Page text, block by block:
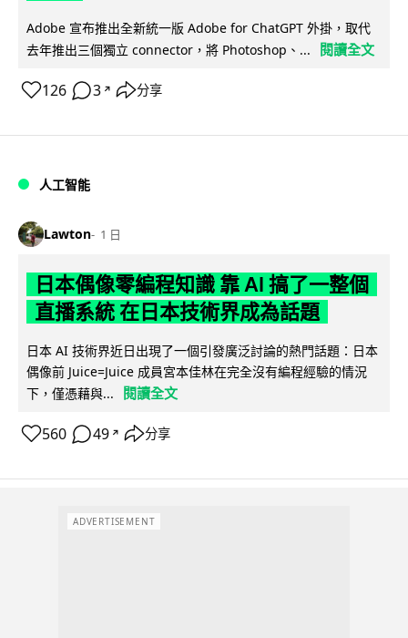
Adobe 宣布推出全新統一版 Adobe for ChatGPT 外掛，取代
去年推出三個獨立 connector，將 Photoshop、...
閱讀全文
126 3 ↗ 分享
人工智能
Lawton 1 日
日本偶像零編程知識 靠 AI 搞了一整個
直播系統 在日本技術界成為話題
日本 AI 技術界近日出現了一個引發廣泛討論的熱門話題：日本
偶像前 Juice=Juice 成員宮本佳林在完全沒有編程經驗的情況
下，僅憑藉與...
閱讀全文
560 49 ↗ 分享
ADVERTISEMENT